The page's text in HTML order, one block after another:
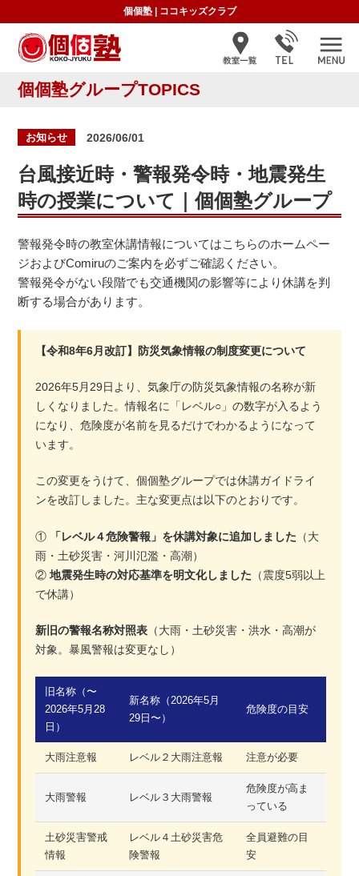
個個塾| ココキッズクラブ
個個塾グループTOPICS
投
日:
2026/06/01
お知らせ
台風接近時・警報発令時・地震発生
時の授業について｜個個塾グループ
警報発令時の教室休講情報についてはこちらのホームペー
ジおよびComiruのご案内を必ずご確認ください。
警報発令がない段階でも交通機関の影響等により休講を判
断する場合があります。
【令和8年6月改訂】防災気象情報の制度変更について
2026年5月29日より、気象庁の防災気象情報の名称が新
しくなりました。情報名に「レベル○」の数字が入るよう
になり、危険度が名前を見るだけでわかるようになって
います。
この変更をうけて、個個塾グループでは休講ガイドライ
ンを改訂しました。主な変更点は以下のとおりです。
① 「レベル４危険警報」を休講対象に追加しました （大
雨・土砂災害・河川氾濫・高潮）
②地震発生時の対応基準を明文化しました （震度5弱以上
で休講）
新旧の警報名称対照表 （大雨・土砂災害・洪水・高潮が
対象。暴風警報は変更なし）
旧名称（〜
2026年5月28
日）
新名称（2026年5月
29日〜）
危険度の目安
大雨注意報 レベル２大雨注意報 注意が必要
大雨警報 レベル３大雨警報
危険度が高ま
っている
土砂災害警戒
情報
レベル４土砂災害危
険警報
全員避難の目
安